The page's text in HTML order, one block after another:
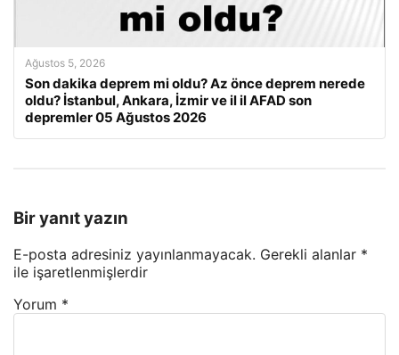
Ağustos 5, 2026
Son dakika deprem mi oldu? Az önce deprem nerede
oldu? İstanbul, Ankara, İzmir ve il il AFAD son
depremler 05 Ağustos 2026
Bir yanıt yazın
E-posta adresiniz yayınlanmayacak. Gerekli alanlar *
ile işaretlenmişlerdir
Yorum *